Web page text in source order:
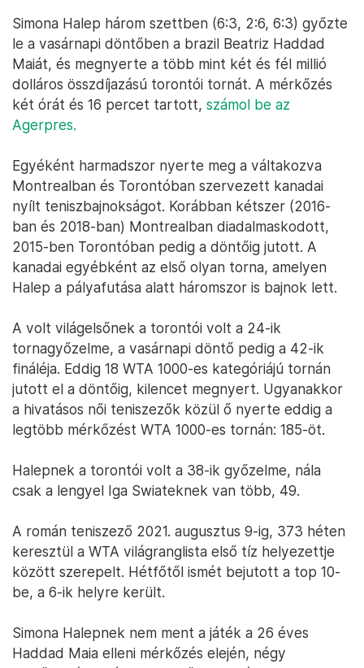
Simona Halep három szettben (6:3, 2:6, 6:3) győzte
le a vasárnapi döntőben a brazil Beatriz Haddad
Maiát, és megnyerte a több mint két és fél millió
dolláros összdíjazású torontói tornát. A mérkőzés
két órát és 16 percet tartott, számol be az
Agerpres.
Egyéként harmadszor nyerte meg a váltakozva
Montrealban és Torontóban szervezett kanadai
nyílt teniszbajnokságot. Korábban kétszer (2016-
ban és 2018-ban) Montrealban diadalmaskodott,
2015-ben Torontóban pedig a döntőig jutott. A
kanadai egyébként az első olyan torna, amelyen
Halep a pályafutása alatt háromszor is bajnok lett.
A volt világelsőnek a torontói volt a 24-ik
tornagyőzelme, a vasárnapi döntő pedig a 42-ik
fináléja. Eddig 18 WTA 1000-es kategóriájú tornán
jutott el a döntőig, kilencet megnyert. Ugyanakkor
a hivatásos női teniszezők közül ő nyerte eddig a
legtöbb mérkőzést WTA 1000-es tornán: 185-öt.
Halepnek a torontói volt a 38-ik győzelme, nála
csak a lengyel Iga Swiateknek van több, 49.
A román teniszező 2021. augusztus 9-ig, 373 héten
keresztül a WTA világranglista első tíz helyezettje
között szerepelt. Hétfőtől ismét bejutott a top 10-
be, a 6-ik helyre került.
Simona Halepnek nem ment a játék a 26 éves
Haddad Maia elleni mérkőzés elején, négy